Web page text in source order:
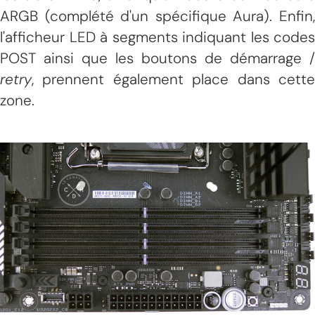
ARGB (complété d'un spécifique Aura). Enfin,
l'afficheur LED à segments indiquant les codes
POST ainsi que les boutons de démarrage /
retry, prennent également place dans cette
zone.